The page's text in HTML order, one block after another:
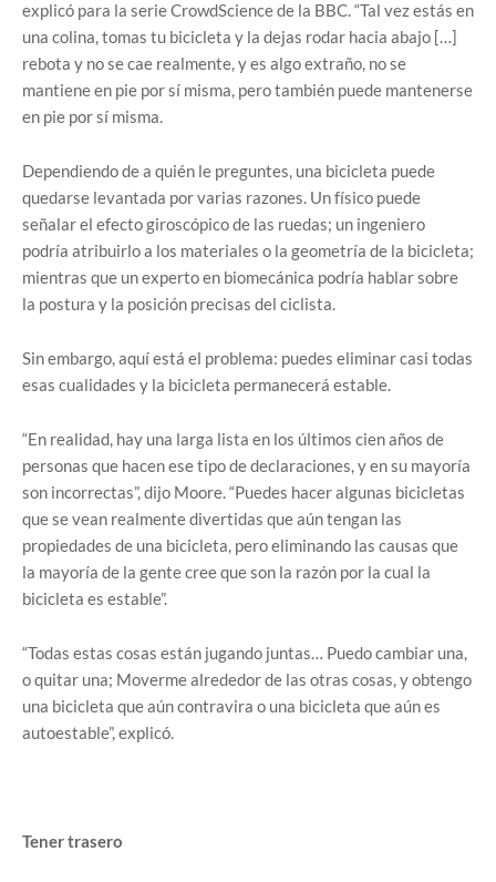
explicó para la serie CrowdScience de la BBC. “Tal vez estás en
una colina, tomas tu bicicleta y la dejas rodar hacia abajo […]
rebota y no se cae realmente, y es algo extraño, no se
mantiene en pie por sí misma, pero también puede mantenerse
en pie por sí misma.
Dependiendo de a quién le preguntes, una bicicleta puede
quedarse levantada por varias razones. Un físico puede
señalar el efecto giroscópico de las ruedas; un ingeniero
podría atribuirlo a los materiales o la geometría de la bicicleta;
mientras que un experto en biomecánica podría hablar sobre
la postura y la posición precisas del ciclista.
Sin embargo, aquí está el problema: puedes eliminar casi todas
esas cualidades y la bicicleta permanecerá estable.
“En realidad, hay una larga lista en los últimos cien años de
personas que hacen ese tipo de declaraciones, y en su mayoría
son incorrectas”, dijo Moore. “Puedes hacer algunas bicicletas
que se vean realmente divertidas que aún tengan las
propiedades de una bicicleta, pero eliminando las causas que
la mayoría de la gente cree que son la razón por la cual la
bicicleta es estable”.
“Todas estas cosas están jugando juntas… Puedo cambiar una,
o quitar una; Moverme alrededor de las otras cosas, y obtengo
una bicicleta que aún contravira o una bicicleta que aún es
autoestable”, explicó.
Tener trasero